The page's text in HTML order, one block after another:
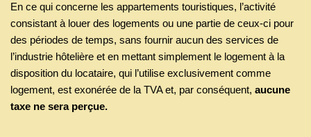
En ce qui concerne les appartements touristiques, l’activité
consistant à louer des logements ou une partie de ceux-ci pour
des périodes de temps, sans fournir aucun des services de
l’industrie hôtelière et en mettant simplement le logement à la
disposition du locataire, qui l’utilise exclusivement comme
logement, est exonérée de la TVA et, par conséquent, aucune
taxe ne sera perçue.